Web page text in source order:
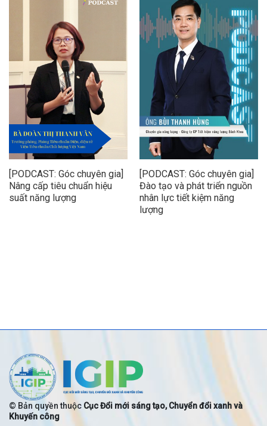
[PODCAST: Góc chuyên gia]
Nâng cấp tiêu chuẩn hiệu
suất năng lượng
[PODCAST: Góc chuyên gia]
Đào tạo và phát triển nguồn
nhân lực tiết kiệm năng
lượng
© Bản quyền thuộc Cục Đổi mới sáng tạo, Chuyển đổi xanh và
Khuyến công